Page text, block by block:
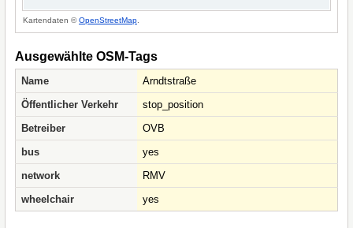
Kartendaten ©OpenStreetMap
Ausgewählte OSM-Tags
Name
Arndtstraße
Öffentlicher Verkehr
stop_position
Betreiber
OVB
bus
yes
network
RMV
wheelchair
yes